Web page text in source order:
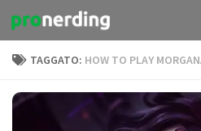
Salta al contenuto
TAGGATO: HOW TO PLAY